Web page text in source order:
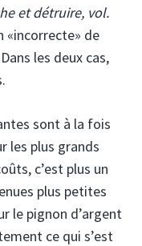
et détruire, vol.
«incorrecte» de
les deux cas,
sont à la fois
les plus grands
c’est plus un
plus petites
le pignon d’argent
ce qui s’est